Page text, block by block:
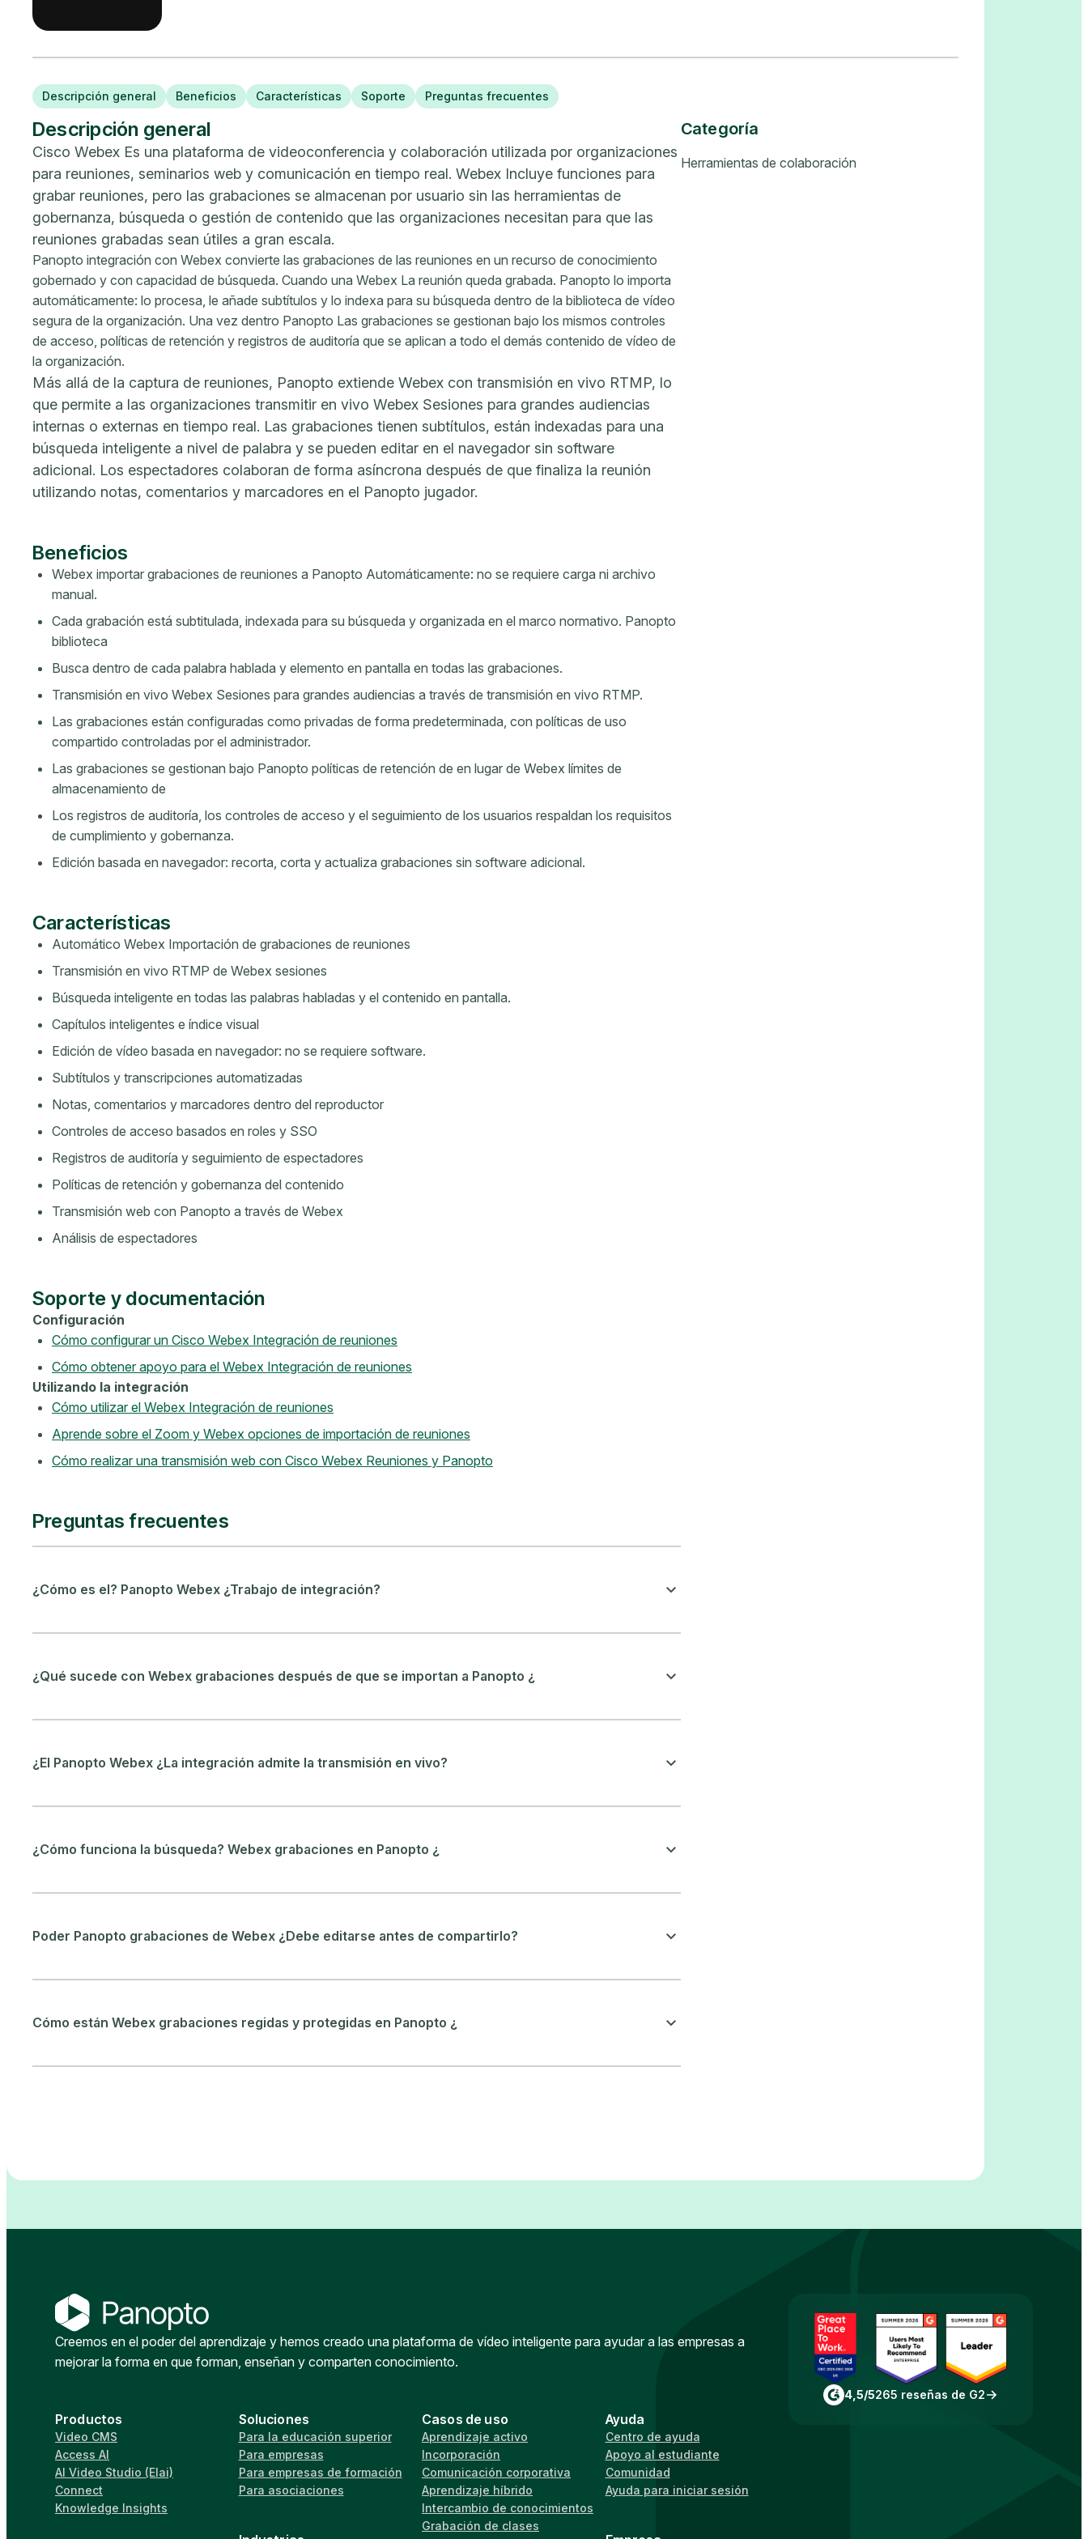
Descripción general Beneficios Características Soporte Preguntas frecuentes
Descripción general
Cisco Webex Es una plataforma de videoconferencia y colaboración utilizada por organizaciones
para reuniones, seminarios web y comunicación en tiempo real. Webex Incluye funciones para
grabar reuniones, pero las grabaciones se almacenan por usuario sin las herramientas de
gobernanza, búsqueda o gestión de contenido que las organizaciones necesitan para que las
reuniones grabadas sean útiles a gran escala.
Panopto integración con Webex convierte las grabaciones de las reuniones en un recurso de conocimiento
gobernado y con capacidad de búsqueda. Cuando una Webex La reunión queda grabada. Panopto lo importa
automáticamente: lo procesa, le añade subtítulos y lo indexa para su búsqueda dentro de la biblioteca de vídeo
segura de la organización. Una vez dentro Panopto Las grabaciones se gestionan bajo los mismos controles
de acceso, políticas de retención y registros de auditoría que se aplican a todo el demás contenido de vídeo de
la organización.
Más allá de la captura de reuniones, Panopto extiende Webex con transmisión en vivo RTMP, lo
que permite a las organizaciones transmitir en vivo Webex Sesiones para grandes audiencias
internas o externas en tiempo real. Las grabaciones tienen subtítulos, están indexadas para una
búsqueda inteligente a nivel de palabra y se pueden editar en el navegador sin software
adicional. Los espectadores colaboran de forma asíncrona después de que finaliza la reunión
utilizando notas, comentarios y marcadores en el Panopto jugador.
Beneficios
Webex importar grabaciones de reuniones a Panopto Automáticamente: no se requiere carga ni archivo
manual.
Cada grabación está subtitulada, indexada para su búsqueda y organizada en el marco normativo. Panopto
biblioteca
Busca dentro de cada palabra hablada y elemento en pantalla en todas las grabaciones.
Transmisión en vivo Webex Sesiones para grandes audiencias a través de transmisión en vivo RTMP.
Las grabaciones están configuradas como privadas de forma predeterminada, con políticas de uso
compartido controladas por el administrador.
Las grabaciones se gestionan bajo Panopto políticas de retención de en lugar de Webex límites de
almacenamiento de
Los registros de auditoría, los controles de acceso y el seguimiento de los usuarios respaldan los requisitos
de cumplimiento y gobernanza.
Edición basada en navegador: recorta, corta y actualiza grabaciones sin software adicional.
Características
Automático Webex Importación de grabaciones de reuniones
Transmisión en vivo RTMP de Webex sesiones
Búsqueda inteligente en todas las palabras habladas y el contenido en pantalla.
Capítulos inteligentes e índice visual
Edición de vídeo basada en navegador: no se requiere software.
Subtítulos y transcripciones automatizadas
Notas, comentarios y marcadores dentro del reproductor
Controles de acceso basados ​​en roles y SSO
Registros de auditoría y seguimiento de espectadores
Políticas de retención y gobernanza del contenido
Transmisión web con Panopto a través de Webex
Análisis de espectadores
Soporte y documentación
Configuración
Cómo configurar un Cisco Webex Integración de reuniones
Cómo obtener apoyo para el Webex Integración de reuniones
Utilizando la integración
Cómo utilizar el Webex Integración de reuniones
Aprende sobre el Zoom y Webex opciones de importación de reuniones
Cómo realizar una transmisión web con Cisco Webex Reuniones y Panopto
Preguntas frecuentes
¿Cómo es el? Panopto Webex ¿Trabajo de integración?
¿Qué sucede con Webex grabaciones después de que se importan a Panopto ¿
¿El Panopto Webex ¿La integración admite la transmisión en vivo?
¿Cómo funciona la búsqueda? Webex grabaciones en Panopto ¿
Poder Panopto grabaciones de Webex ¿Debe editarse antes de compartirlo?
Cómo están Webex grabaciones regidas y protegidas en Panopto ¿
Categoría
Herramientas de colaboración
Creemos en el poder del aprendizaje y hemos creado una plataforma de vídeo inteligente para ayudar a las empresas a
mejorar la forma en que forman, enseñan y comparten conocimiento.
Productos
Video CMS
Access AI
AI Video Studio (Elai)
Connect
Knowledge Insights
Soluciones
Para la educación superior
Para empresas
Para empresas de formación
Para asociaciones
Casos de uso
Aprendizaje activo
Incorporación
Comunicación corporativa
Aprendizaje híbrido
Intercambio de conocimientos
Grabación de clases
Ayuda
Centro de ayuda
Apoyo al estudiante
Comunidad
Ayuda para iniciar sesión
4,5/5265 reseñas de G2